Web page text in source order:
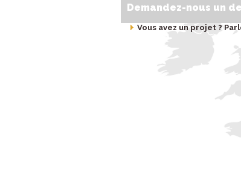
Demandez-nous un
Vous avez un projet ?